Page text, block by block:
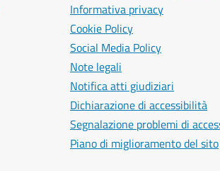
Informativa privacy
Cookie Policy
Social Media Policy
Note legali
Notifica atti giudiziari
Dichiarazione di accessibilità
Segnalazione problemi di
Piano di miglioramento del sito